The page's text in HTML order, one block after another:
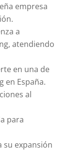
empresa
a
atendiendo
en una de
en España.
al
para
su expansión